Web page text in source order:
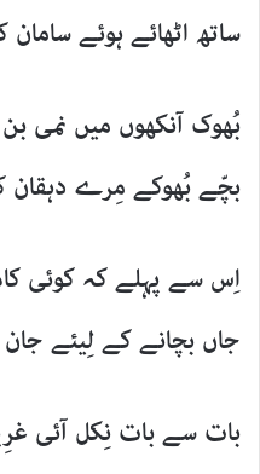
ساتھ اٹھائے ہوئے
بُھوک آنکھوں میں نمی
بچّے بُھوکے مِرے دہقان
اِس سے پہلے کہ کوئی
جاں بچانے کے لِیئے
بات سے بات نِکل آئی